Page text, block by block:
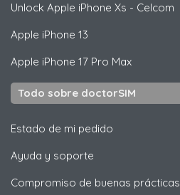
Unlock Apple iPhone Xs - Celcom
Apple iPhone 13
Apple iPhone 17 Pro Max
Todo sobre doctorSIM
Estado de mi pedido
Ayuda y soporte
Compromiso de buenas prácticas